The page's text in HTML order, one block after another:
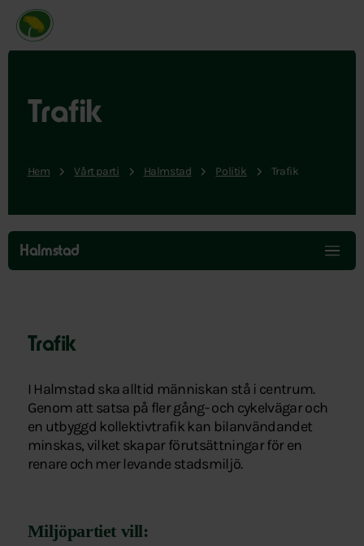
Miljöpartiet de gröna, startsida
Trafik
Hem Vårt parti Halmstad Politik Trafik
Hoppa
över
menyn
Halmstad
Trafik
I Halmstad ska alltid människan stå i centrum.
Genom att satsa på fler gång- och cykelvägar och
en utbyggd kollektivtrafik kan bilanvändandet
minskas, vilket skapar förutsättningar för en
renare och mer levande stadsmiljö.
Miljöpartiet vill: